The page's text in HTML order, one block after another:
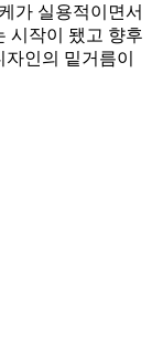
가 실용적이면서
시작이 됐고 향후
인의 밑거름이